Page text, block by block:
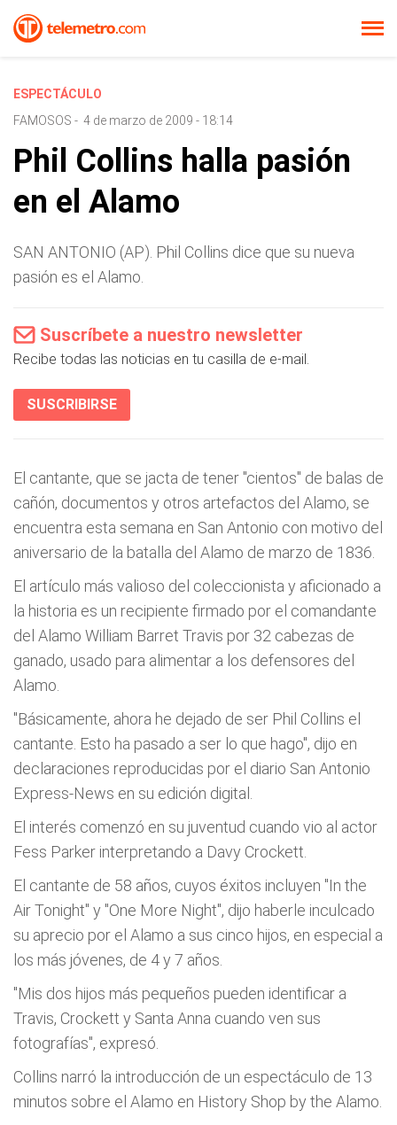
ESPECTÁCULO
FAMOSOS - 4 de marzo de 2009 - 18:14
Phil Collins halla pasión
en el Alamo
SAN ANTONIO (AP). Phil Collins dice que su nueva
pasión es el Alamo.
Suscríbete a nuestro newsletter
Recibe todas las noticias en tu casilla de e-mail.
SUSCRIBIRSE
El cantante, que se jacta de tener "cientos" de balas de
cañón, documentos y otros artefactos del Alamo, se
encuentra esta semana en San Antonio con motivo del
aniversario de la batalla del Alamo de marzo de 1836.
El artículo más valioso del coleccionista y aficionado a
la historia es un recipiente firmado por el comandante
del Alamo William Barret Travis por 32 cabezas de
ganado, usado para alimentar a los defensores del
Alamo.
"Básicamente, ahora he dejado de ser Phil Collins el
cantante. Esto ha pasado a ser lo que hago", dijo en
declaraciones reproducidas por el diario San Antonio
Express-News en su edición digital.
El interés comenzó en su juventud cuando vio al actor
Fess Parker interpretando a Davy Crockett.
El cantante de 58 años, cuyos éxitos incluyen "In the
Air Tonight" y "One More Night", dijo haberle inculcado
su aprecio por el Alamo a sus cinco hijos, en especial a
los más jóvenes, de 4 y 7 años.
"Mis dos hijos más pequeños pueden identificar a
Travis, Crockett y Santa Anna cuando ven sus
fotografías", expresó.
Collins narró la introducción de un espectáculo de 13
minutos sobre el Alamo en History Shop by the Alamo.